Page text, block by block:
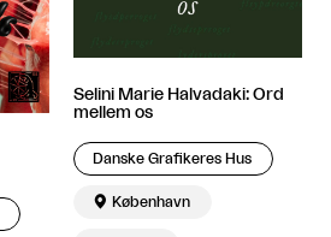
Selini Marie Halvadaki: Ord
mellem os
Danske Grafikeres Hus
 København